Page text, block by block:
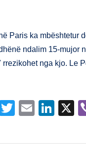
er
e
dI
n
Paris ka mbështetur
ndalim 15-mujor
rrezikohet nga kjo. Le
F
T
tt
E
ail
Li
k
X